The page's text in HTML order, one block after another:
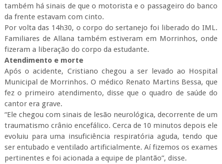
também há sinais de que o motorista e o passageiro do banco
da frente estavam com cinto.
Por volta das 14h30, o corpo do sertanejo foi liberado do IML.
Familiares de Allana também estiveram em Morrinhos, onde
fizeram a liberação do corpo da estudante.
Atendimento e morte
Após o acidente, Cristiano chegou a ser levado ao Hospital
Municipal de Morrinhos. O médico Renato Martins Bessa, que
fez o primeiro atendimento, disse que o quadro de saúde do
cantor era grave.
“Ele chegou com sinais de lesão neurológica, decorrente de um
traumatismo crânio encefálico. Cerca de 10 minutos depois ele
evoluiu para uma insuficiência respiratória aguda, tendo que
ser entubado e ventilado artificialmente. Aí fizemos os exames
pertinentes e foi acionada a equipe de plantão”, disse.